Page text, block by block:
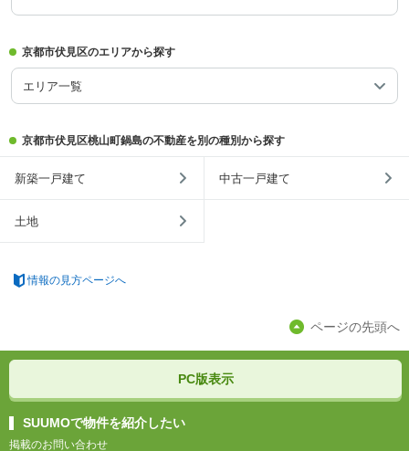
京都市伏見区のエリアから探す
エリア一覧
京都市伏見区桃山町鍋島の不動産を別の種別から探す
新築一戸建て 中古一戸建て
土地
情報の見方ページへ
ページの先頭へ
PC版表示
SUUMOで物件を紹介したい
掲載のお問い合わせ